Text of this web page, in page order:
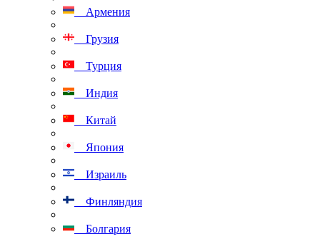
Армения
Грузия
Турция
Индия
Китай
Япония
Израиль
Финляндия
Болгария